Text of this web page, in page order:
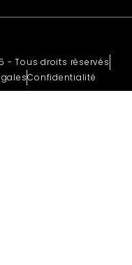
- Tous droits réservés
Confidentialité